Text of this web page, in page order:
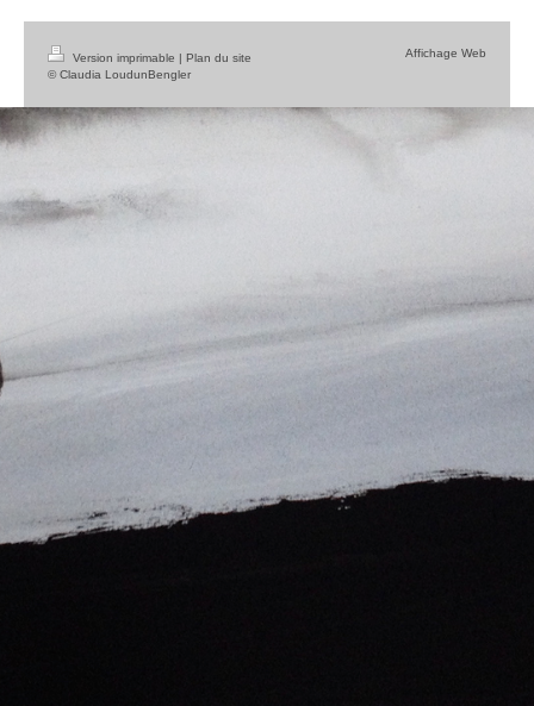
Version imprimable | Plan du site
© Claudia LoudunBengler
Affichage Web